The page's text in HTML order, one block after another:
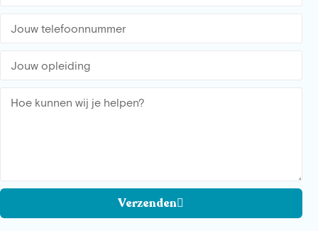
Verzenden